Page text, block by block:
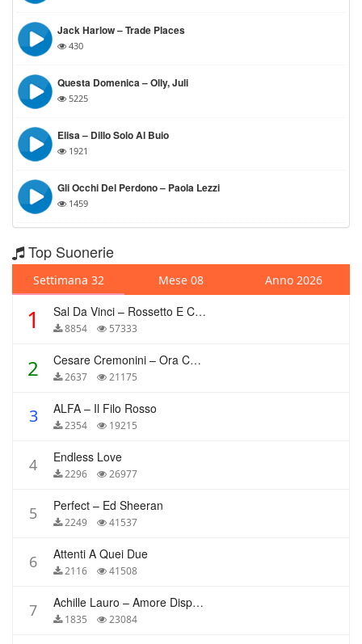
Jack Harlow – Trade Places
430
Questa Domenica – Olly, Juli
5225
Elisa – Dillo Solo Al Buio
1921
Gli Occhi Del Perdono – Paola Lezzi
1459
Top Suonerie
Settimana 32 Mese 08 Anno 2026
1 Sal Da Vinci – Rossetto E Caffè
8854 57333
2 Cesare Cremonini – Ora Che Non Ho Più Te
2637 21175
3 ALFA – Il Filo Rosso
2354 19215
4 Endless Love
2296 26977
5 Perfect – Ed Sheeran
2249 41537
6 Attenti A Quei Due
2116 41508
7 Achille Lauro – Amore Disperato
1835 23084